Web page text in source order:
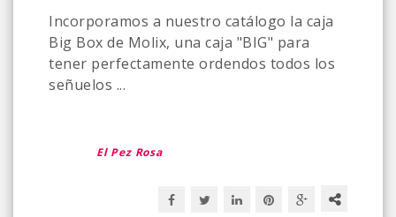
Incorporamos a nuestro catálogo la caja
Big Box de Molix, una caja "BIG" para
tener perfectamente ordendos todos los
señuelos ...
El Pez Rosa